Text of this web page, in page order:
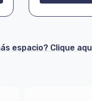
espacio? Clique